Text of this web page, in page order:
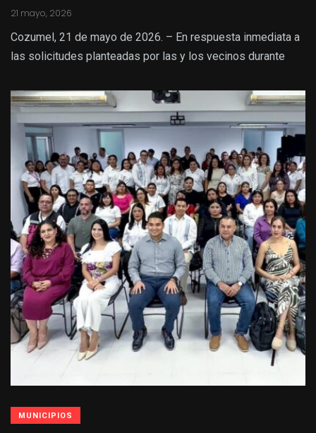
21 mayo, 2026
Cozumel, 21 de mayo de 2026. – En respuesta inmediata a
las solicitudes planteadas por las y los vecinos durante
MUNICIPIOS